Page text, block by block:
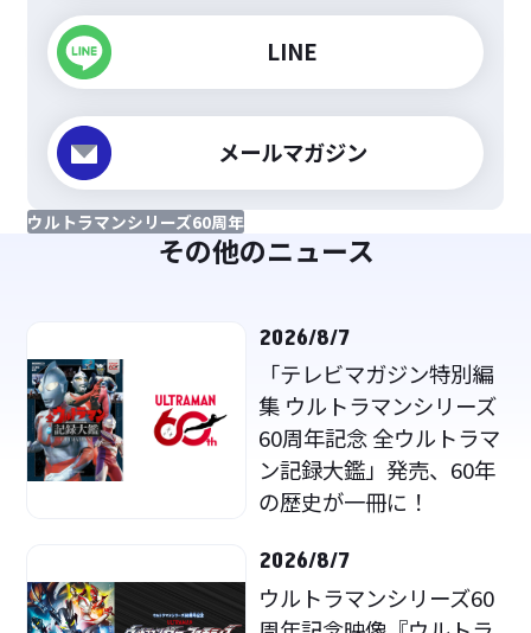
LINE
メールマガジン
ウルトラマンシリーズ60周年
その他のニュース
2026/8/7
「テレビマガジン特別編
集 ウルトラマンシリーズ
60周年記念 全ウルトラマ
ン記録大鑑」発売、60年
の歴史が一冊に！
2026/8/7
ウルトラマンシリーズ60